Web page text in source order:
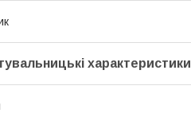
характеристики